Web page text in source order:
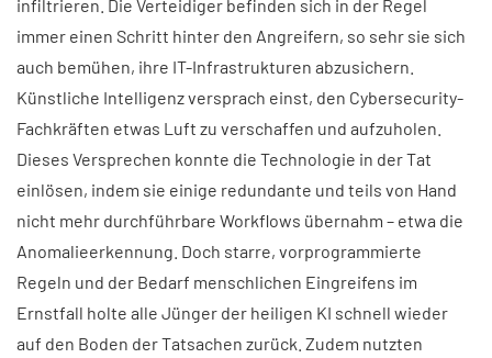
infiltrieren. Die Verteidiger befinden sich in der Regel
immer einen Schritt hinter den Angreifern, so sehr sie sich
auch bemühen, ihre IT-Infrastrukturen abzusichern.
Künstliche Intelligenz versprach einst, den Cybersecurity-
Fachkräften etwas Luft zu verschaffen und aufzuholen.
Dieses Versprechen konnte die Technologie in der Tat
einlösen, indem sie einige redundante und teils von Hand
nicht mehr durchführbare Workflows übernahm – etwa die
Anomalieerkennung. Doch starre, vorprogrammierte
Regeln und der Bedarf menschlichen Eingreifens im
Ernstfall holte alle Jünger der heiligen KI schnell wieder
auf den Boden der Tatsachen zurück. Zudem nutzten